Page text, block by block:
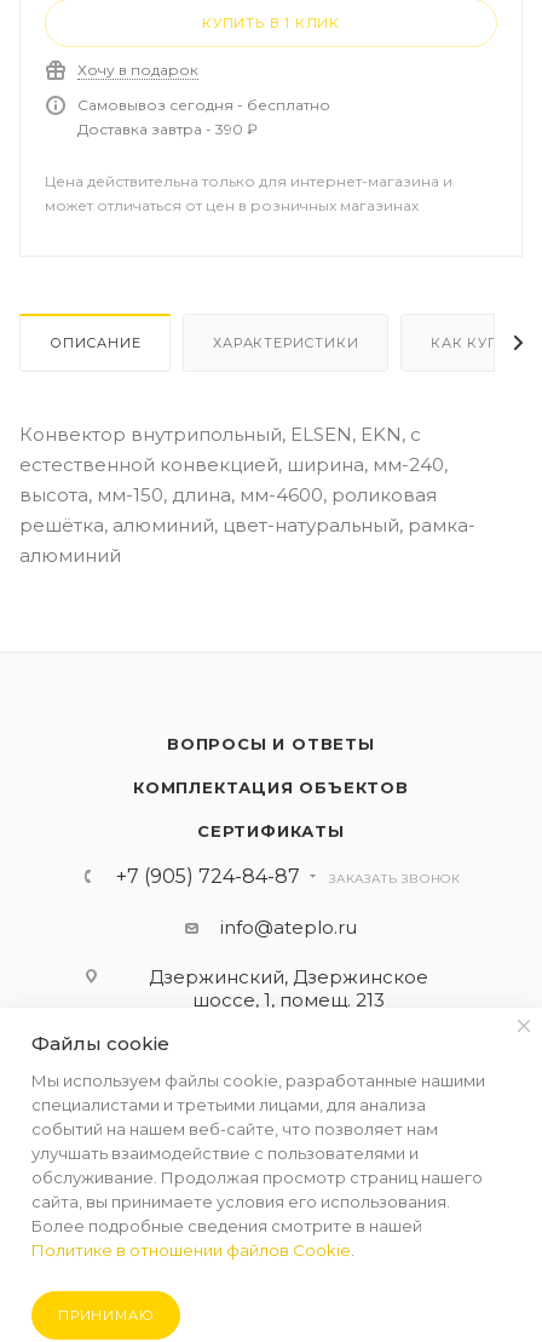
КУПИТЬ В 1 КЛИК
Хочу в подарок
Самовывоз сегодня - бесплатно
Доставка завтра - 390 ₽
Цена действительна только для интернет-магазина и
может отличаться от цен в розничных магазинах
ОПИСАНИЕ ХАРАКТЕРИСТИКИ КАК КУПИТЬ
Конвектор внутрипольный, ELSEN, EKN, с
естественной конвекцией, ширина, мм-240,
высота, мм-150, длина, мм-4600, роликовая
решётка, алюминий, цвет-натуральный, рамка-
алюминий
ВОПРОСЫ И ОТВЕТЫ
КОМПЛЕКТАЦИЯ ОБЪЕКТОВ
СЕРТИФИКАТЫ
+7 (905) 724-84-87 ЗАКАЗАТЬ ЗВОНОК
info@ateplo.ru
Дзержинский, Дзержинское
шоссе, 1, помещ. 213
ПОЛИТИКА КОНФИДЕНЦИАЛЬНОСТИ
2026 © ООО "АЛЬФА-ТЕРМ КОМПЛЕКТ"
Файлы cookie
Мы используем файлы cookie, разработанные нашими
специалистами и третьими лицами, для анализа
событий на нашем веб-сайте, что позволяет нам
улучшать взаимодействие с пользователями и
обслуживание. Продолжая просмотр страниц нашего
сайта, вы принимаете условия его использования.
Более подробные сведения смотрите в нашей
Политике в отношении файлов Cookie
ПРИНИМАЮ